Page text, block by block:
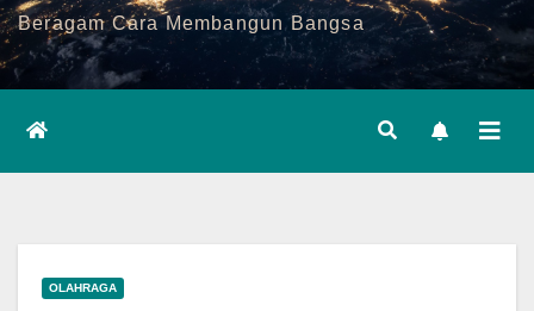
Beragam Cara Membangun Bangsa
OLAHRAGA